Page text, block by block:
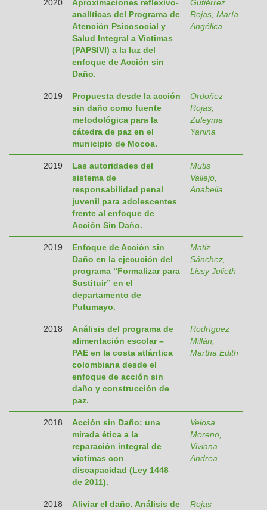
2020
Aproximaciones reflexivo-
analíticas del Programa de
Atención Psicosocial y
Salud Integral a Víctimas
(PAPSIVI) a la luz del
enfoque de Acción sin
Daño.
Gutiérrez
Rojas, María
Angélica
2019
Propuesta desde la acción
sin daño como fuente
metodológica para la
cátedra de paz en el
municipio de Mocoa.
Ordoñez
Rojas,
Zuleyma
Yanina
2019
Las autoridades del
sistema de
responsabilidad penal
juvenil para adolescentes
frente al enfoque de
Acción Sin Daño.
Mutis
Vallejo,
Anabella
2019
Enfoque de Acción sin
Daño en la ejecución del
programa “Formalizar para
Sustituir” en el
departamento de
Putumayo.
Matiz
Sánchez,
Lissy Julieth
2018
Análisis del programa de
alimentación escolar –
PAE en la costa atlántica
colombiana desde el
enfoque de acción sin
daño y construcción de
paz.
Rodríguez
Millán,
Martha Edith
2018
Acción sin Daño: una
mirada ética a la
reparación integral de
víctimas con
discapacidad (Ley 1448
de 2011).
Velosa
Moreno,
Viviana
Andrea
2018
Aliviar el daño. Análisis de
Rojas